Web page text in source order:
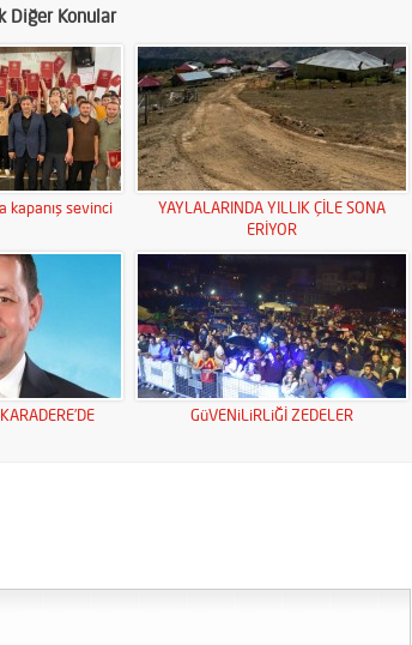
Diğer Konular
kapanış sevinci
YAYLALARINDA YILLIK ÇİLE SONA
ERİYOR
GüVENiLiRLiĞİ ZEDELER